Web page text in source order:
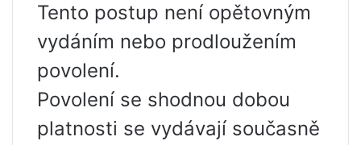
Tento postup není opětovným
vydáním nebo prodloužením
povolení.
Povolení se shodnou dobou
platnosti se vydávají současně